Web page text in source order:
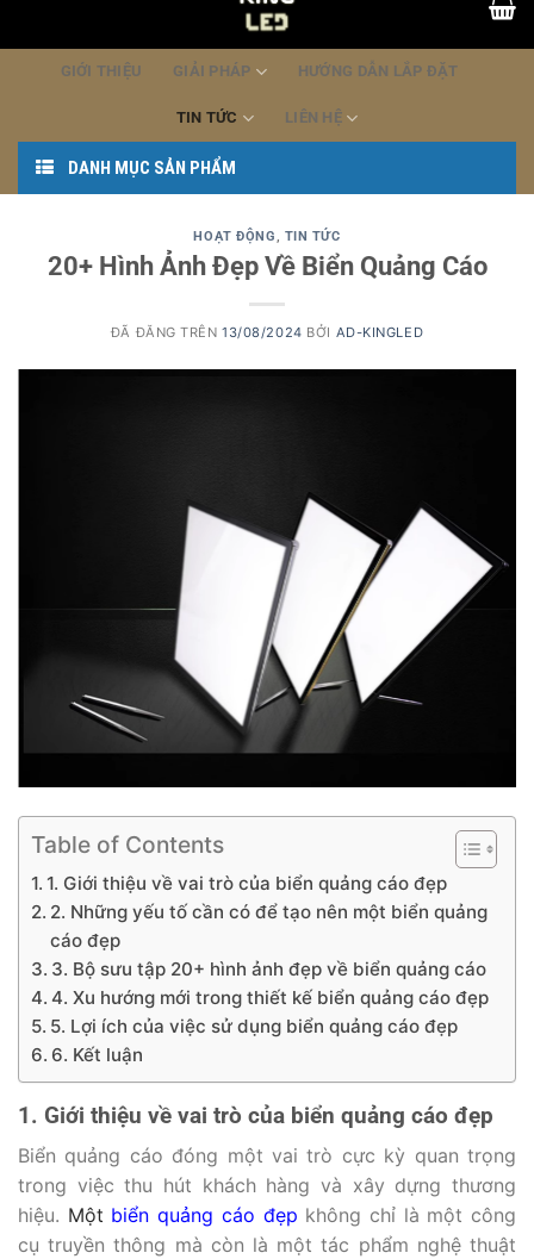
GIỚI THIỆU GIẢI PHÁP HƯỚNG DẪN LẮP ĐẶT
TIN TỨC LIÊN HỆ
DANH MỤC SẢN PHẨM
HOẠT ĐỘNG TIN TỨC
20+ Hình Ảnh Đẹp Về Biển Quảng Cáo
ĐÃ ĐĂNG TRÊN13/08/2024 BỞI AD-KINGLED
Table of Contents
1. Giới thiệu về vai trò của biển quảng cáo đẹp
2. Những yếu tố cần có để tạo nên một biển quảng
cáo đẹp
3. Bộ sưu tập 20+ hình ảnh đẹp về biển quảng cáo
4. Xu hướng mới trong thiết kế biển quảng cáo đẹp
5. Lợi ích của việc sử dụng biển quảng cáo đẹp
6. Kết luận
1. Giới thiệu về vai trò của biển quảng cáo đẹp
Biển quảng cáo đóng một vai trò cực kỳ quan trọng
trong việc thu hút khách hàng và xây dựng thương
hiệu. Một biển quảng cáo đẹp không chỉ là một công
cụ truyền thông mà còn là một tác phẩm nghệ thuật